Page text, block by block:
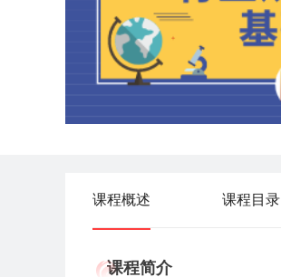
课程概述 课程目录
课程简介